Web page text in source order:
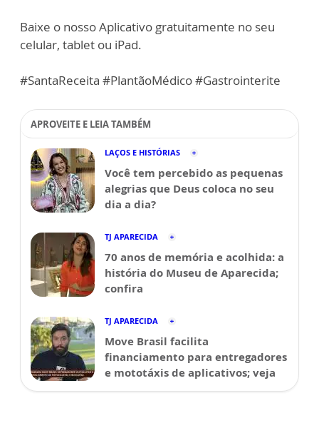
Baixe o nosso Aplicativo gratuitamente no seu
celular, tablet ou iPad.
#SantaReceita #PlantãoMédico #Gastrointerite
APROVEITE E LEIA TAMBÉM
LAÇOS E HISTÓRIAS
Você tem percebido as pequenas
alegrias que Deus coloca no seu
dia a dia?
TJ APARECIDA
70 anos de memória e acolhida: a
história do Museu de Aparecida;
confira
TJ APARECIDA
Move Brasil facilita
financiamento para entregadores
e mototáxis de aplicativos; veja